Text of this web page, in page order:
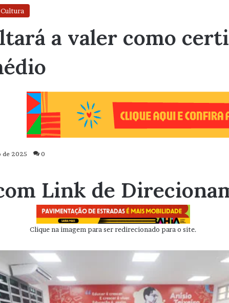
a valer como
de 2025 0
Link de
Clique na imagem para ser redirecionado para o site.